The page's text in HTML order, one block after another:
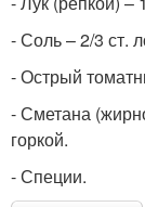
- Соль – 2/3 ст.
- Острый
- Сметана
горкой.
- Специи.